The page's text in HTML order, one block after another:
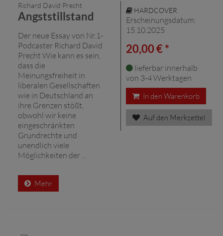
Richard David Precht
Angststillstand
Der neue Essay von Nr.1-
Podcaster Richard David
Precht Wie kann es sein,
dass die
Meinungsfreiheit in
liberalen Gesellschaften
wie in Deutschland an
ihre Grenzen stößt,
obwohl wir keine
eingeschränkten
Grundrechte und
unendlich viele
Möglichkeiten der ...
Mehr
HARDCOVER
Erscheinungsdatum:
15.10.2025
20,00 € *
lieferbar innerhalb
von 3-4 Werktagen
In den Warenkorb
Auf den Merkzettel